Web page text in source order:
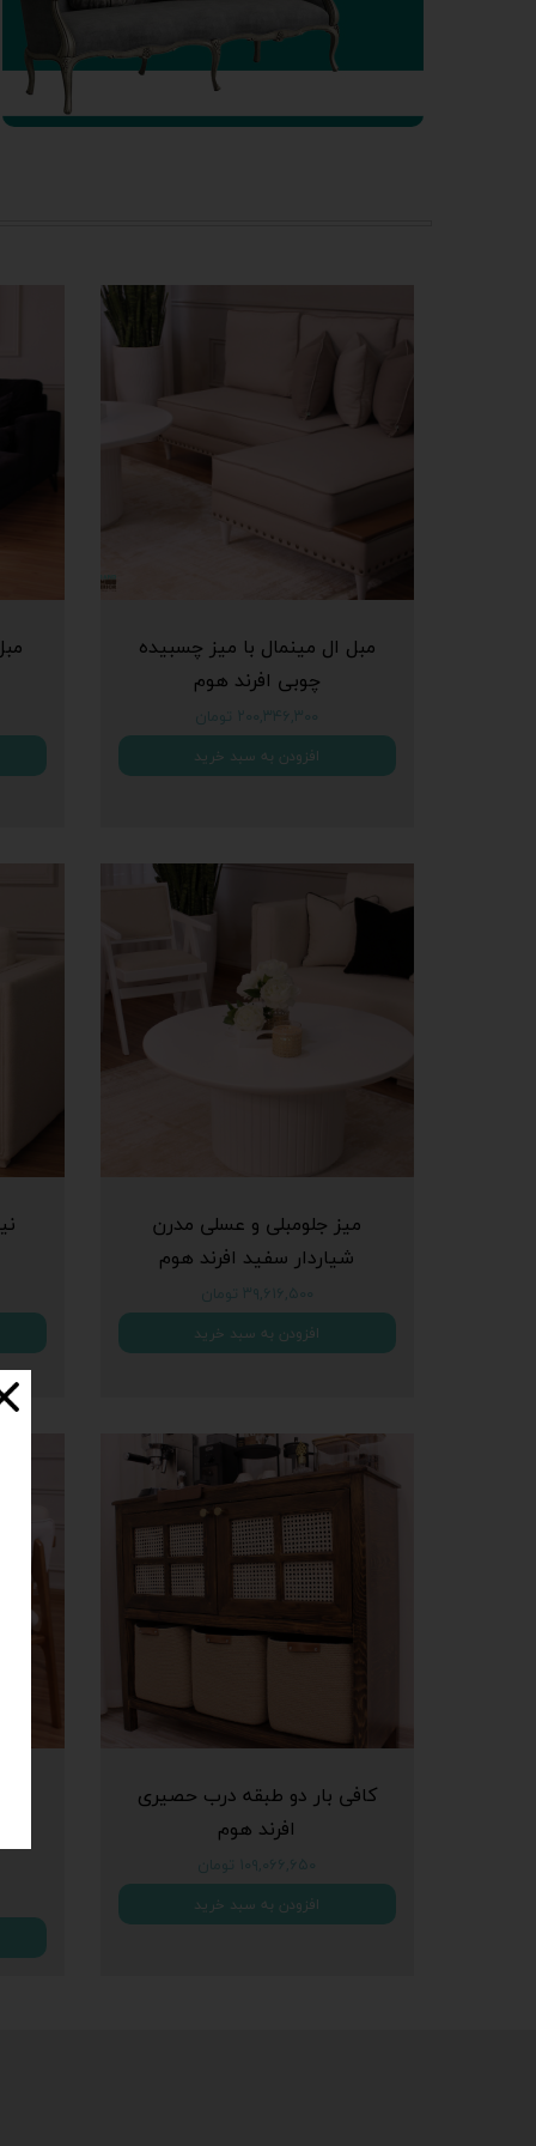
مبل ال مینمال با میز چسبیده
چوبی افرند هوم
۲۰۰,۳۴۶,۳۰۰ تومان
افزودن به سبد خرید
میز جلومبلی و عسلی مدرن
شیاردار سفید افرند هوم
۳۹,۶۱۶,۵۰۰ تومان
افزودن به سبد خرید
کافی بار دو طبقه درب حصیری
افرند هوم
۱۰۹,۰۶۶,۶۵۰ تومان
افزودن به سبد خرید